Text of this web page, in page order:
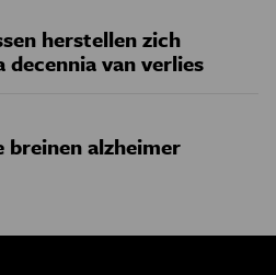
herstellen zich
decennia van verlies
breinen alzheimer